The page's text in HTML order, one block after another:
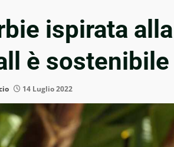
ispirata
è sostenibile
14 Luglio 2022